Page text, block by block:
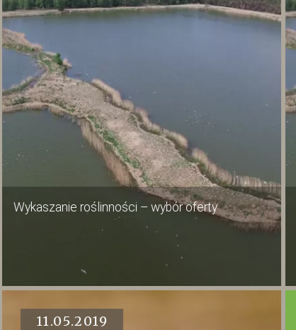
Wykaszanie roślinności – wybór oferty
11.05.2019